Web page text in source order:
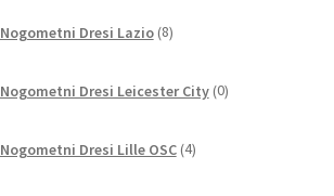
Nogometni Dresi Lazio 8izdelkov
Nogometni Dresi Leicester City 0izdelkov
Nogometni Dresi Lille OSC 4izdelki